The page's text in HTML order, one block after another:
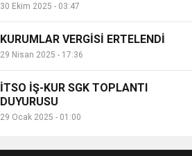
30 Ekim 2025 - 03:47
KURUMLAR VERGİSİ ERTELENDİ
29 Nisan 2025 - 17:36
İTSO İŞ-KUR SGK TOPLANTI
DUYURUSU
29 Ocak 2025 - 01:00